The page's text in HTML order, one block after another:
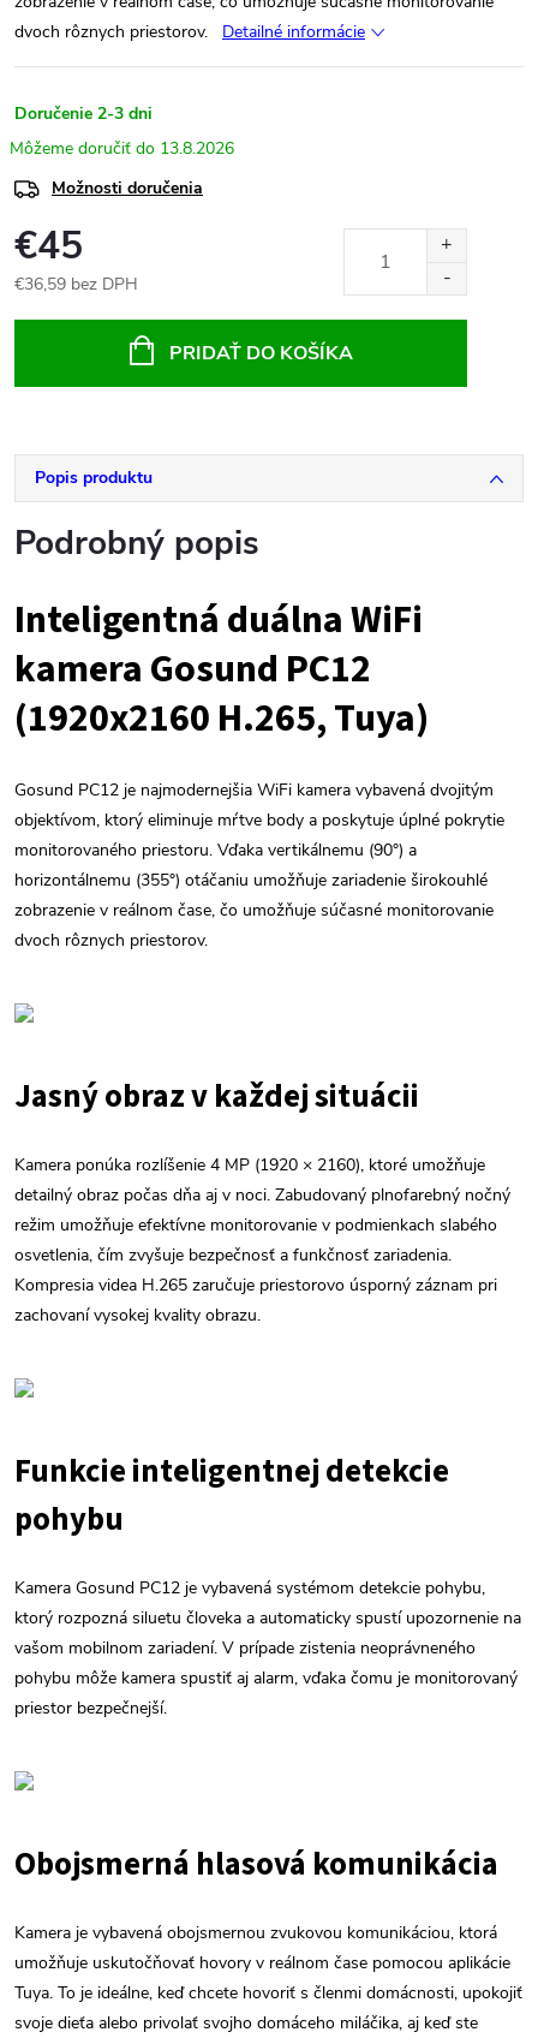
dvoch rôznych priestorov.
Detailné informácie
Doručenie 2-3 dni
13.8.2026
Možnosti doručenia
€45
€36,59 bez DPH
PRIDAŤ DO KOŠÍKA
Popis produktu
Podrobný popis
Inteligentná duálna WiFi
kamera Gosund PC12
(1920x2160 H.265, Tuya)
Gosund PC12 je najmodernejšia WiFi kamera vybavená dvojitým
objektívom, ktorý eliminuje mŕtve body a poskytuje úplné pokrytie
monitorovaného priestoru. Vďaka vertikálnemu (90°) a
horizontálnemu (355°) otáčaniu umožňuje zariadenie širokouhlé
zobrazenie v reálnom čase, čo umožňuje súčasné monitorovanie
dvoch rôznych priestorov.
Jasný obraz v každej situácii
Kamera ponúka rozlíšenie 4 MP (1920 × 2160), ktoré umožňuje
detailný obraz počas dňa aj v noci. Zabudovaný plnofarebný nočný
režim umožňuje efektívne monitorovanie v podmienkach slabého
osvetlenia, čím zvyšuje bezpečnosť a funkčnosť zariadenia.
Kompresia videa H.265 zaručuje priestorovo úsporný záznam pri
zachovaní vysokej kvality obrazu.
Funkcie inteligentnej detekcie
pohybu
Kamera Gosund PC12 je vybavená systémom detekcie pohybu,
ktorý rozpozná siluetu človeka a automaticky spustí upozornenie na
vašom mobilnom zariadení. V prípade zistenia neoprávneného
pohybu môže kamera spustiť aj alarm, vďaka čomu je monitorovaný
priestor bezpečnejší.
Obojsmerná hlasová komunikácia
Kamera je vybavená obojsmernou zvukovou komunikáciou, ktorá
umožňuje uskutočňovať hovory v reálnom čase pomocou aplikácie
Tuya. To je ideálne, keď chcete hovoriť s členmi domácnosti, upokojiť
svoje dieťa alebo privolať svojho domáceho miláčika, aj keď ste